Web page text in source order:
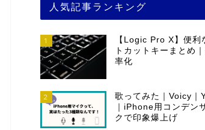
人気記事ランキング
1
【Logic Pro X】便利
トカットキーまとめ
率化
2
歌ってみた｜Voicy｜
｜iPhone用コンデン
クで印象爆上げ